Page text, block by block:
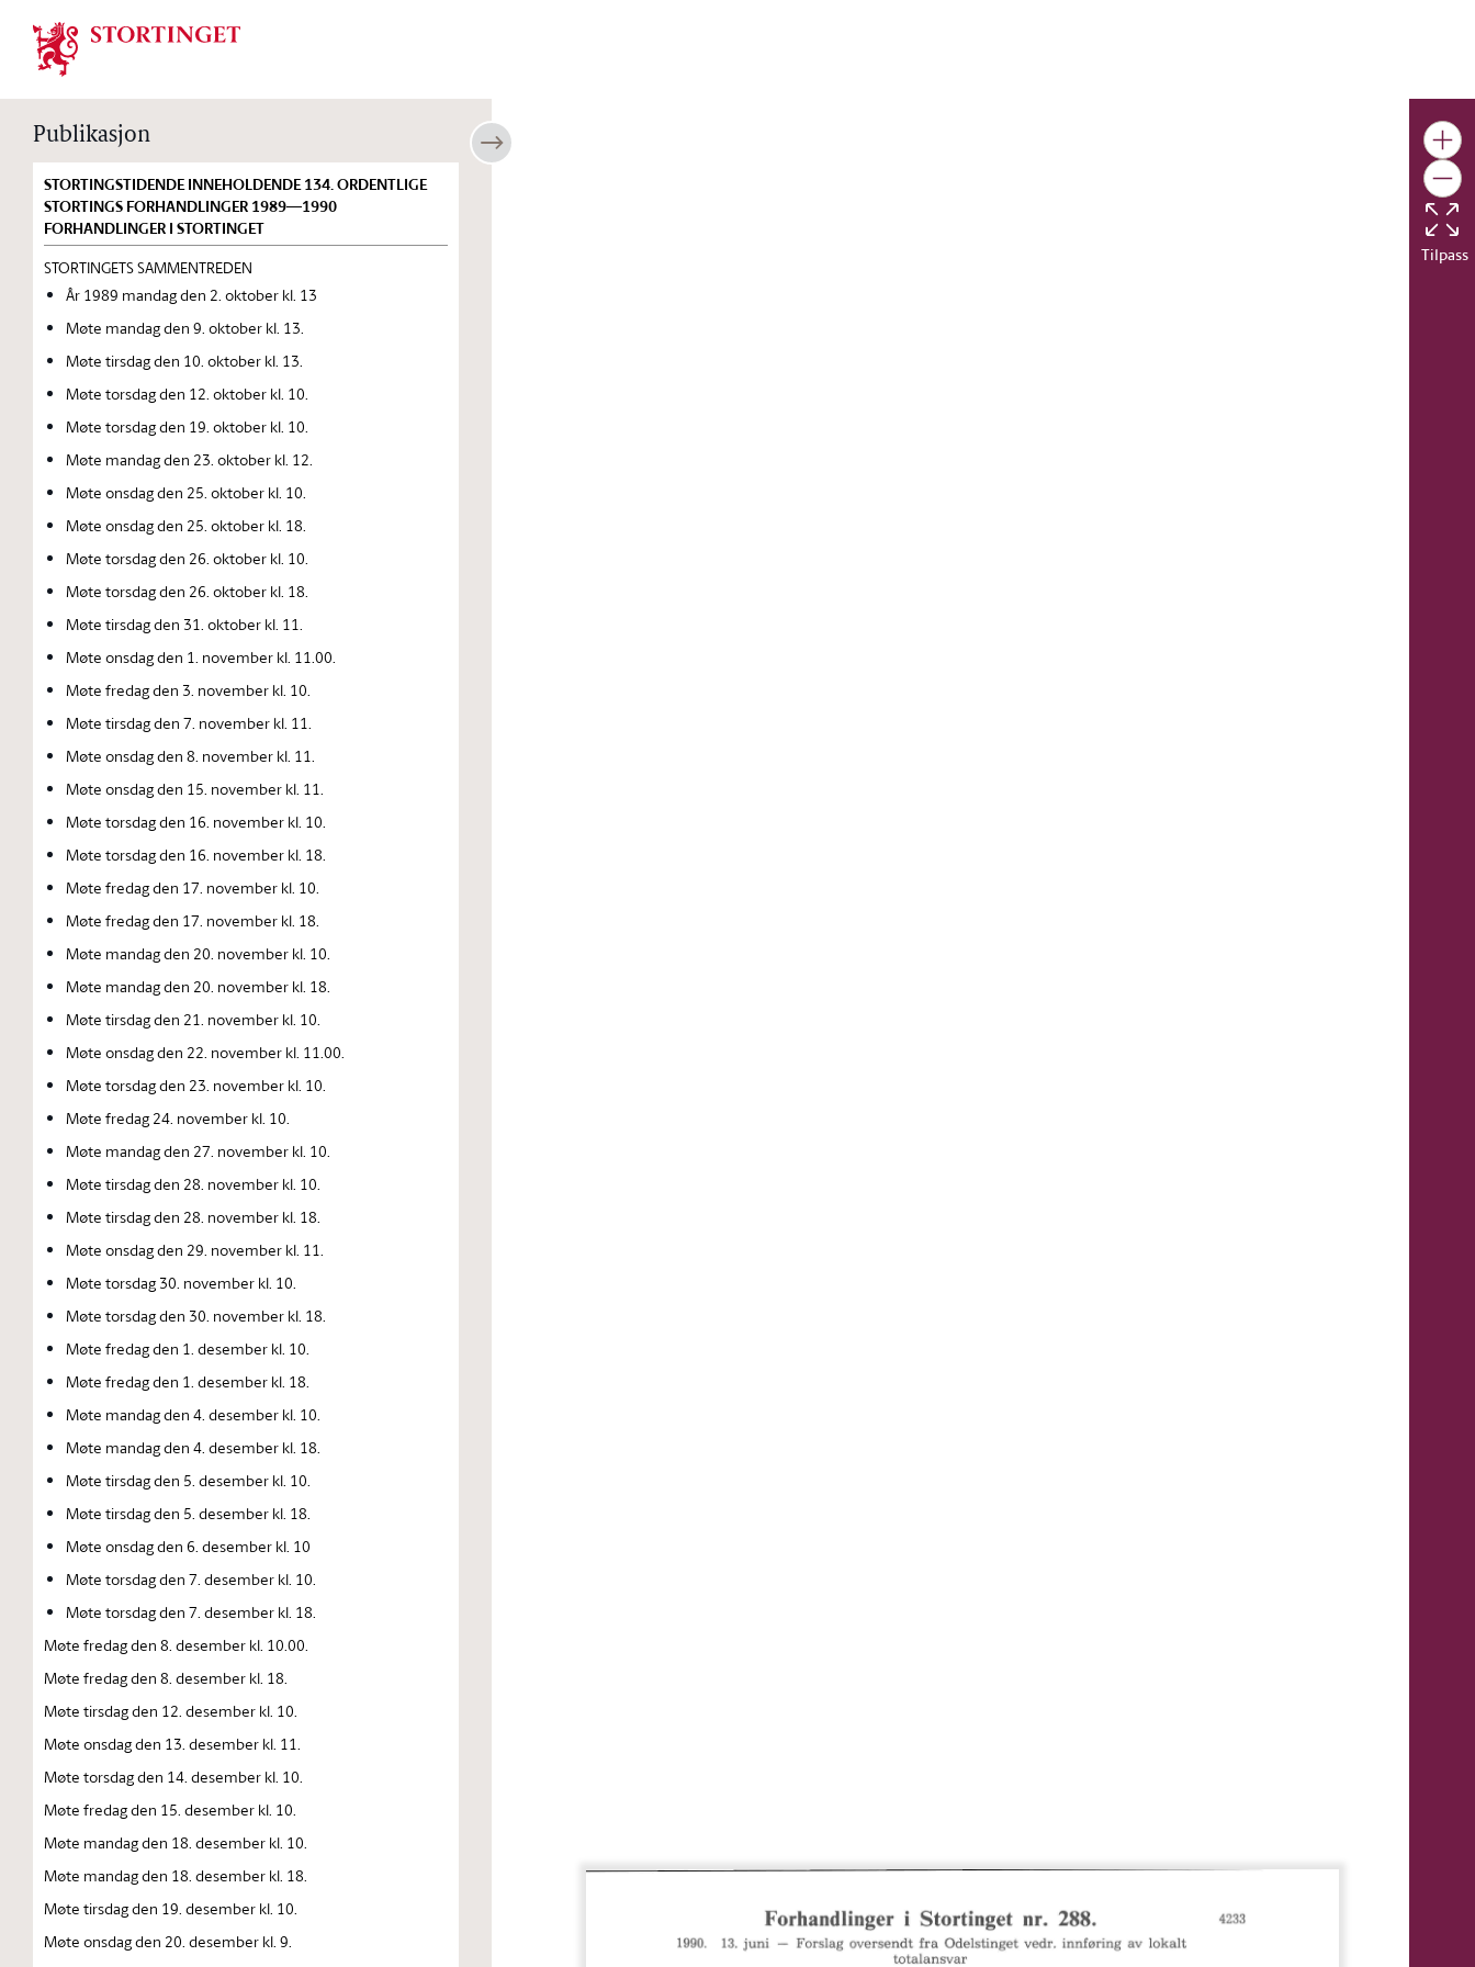
Stortinget.no
Publikasjon
STORTINGSTIDENDE INNEHOLDENDE 134. ORDENTLIGE
STORTINGS FORHANDLINGER 1989—1990
FORHANDLINGER I STORTINGET
STORTINGETS SAMMENTREDEN
År 1989 mandag den 2. oktober kl. 13
Møte mandag den 9. oktober kl. 13.
Møte tirsdag den 10. oktober kl. 13.
Møte torsdag den 12. oktober kl. 10.
Møte torsdag den 19. oktober kl. 10.
Møte mandag den 23. oktober kl. 12.
Møte onsdag den 25. oktober kl. 10.
Møte onsdag den 25. oktober kl. 18.
Møte torsdag den 26. oktober kl. 10.
Møte torsdag den 26. oktober kl. 18.
Møte tirsdag den 31. oktober kl. 11.
Møte onsdag den 1. november kl. 11.00.
Møte fredag den 3. november kl. 10.
Møte tirsdag den 7. november kl. 11.
Møte onsdag den 8. november kl. 11.
Møte onsdag den 15. november kl. 11.
Møte torsdag den 16. november kl. 10.
Møte torsdag den 16. november kl. 18.
Møte fredag den 17. november kl. 10.
Møte fredag den 17. november kl. 18.
Møte mandag den 20. november kl. 10.
Møte mandag den 20. november kl. 18.
Møte tirsdag den 21. november kl. 10.
Møte onsdag den 22. november kl. 11.00.
Møte torsdag den 23. november kl. 10.
Møte fredag 24. november kl. 10.
Møte mandag den 27. november kl. 10.
Møte tirsdag den 28. november kl. 10.
Møte tirsdag den 28. november kl. 18.
Møte onsdag den 29. november kl. 11.
Møte torsdag 30. november kl. 10.
Møte torsdag den 30. november kl. 18.
Møte fredag den 1. desember kl. 10.
Møte fredag den 1. desember kl. 18.
Møte mandag den 4. desember kl. 10.
Møte mandag den 4. desember kl. 18.
Møte tirsdag den 5. desember kl. 10.
Møte tirsdag den 5. desember kl. 18.
Møte onsdag den 6. desember kl. 10
Møte torsdag den 7. desember kl. 10.
Møte torsdag den 7. desember kl. 18.
Møte fredag den 8. desember kl. 10.00.
Møte fredag den 8. desember kl. 18.
Møte tirsdag den 12. desember kl. 10.
Møte onsdag den 13. desember kl. 11.
Møte torsdag den 14. desember kl. 10.
Møte fredag den 15. desember kl. 10.
Møte mandag den 18. desember kl. 10.
Møte mandag den 18. desember kl. 18.
Møte tirsdag den 19. desember kl. 10.
Møte onsdag den 20. desember kl. 9.